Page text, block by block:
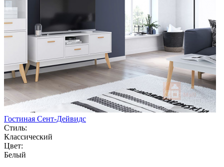
Гостиная Сент-Дейвидс
Стиль:
Классический
Цвет:
Белый